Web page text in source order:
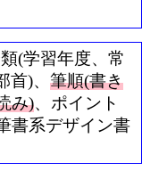
(学習年度、常
)、 筆順(書き
み)、ポイント
書系デザイン書